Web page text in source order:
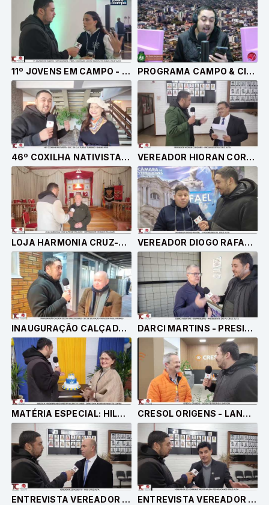
11º JOVENS EM CAMPO - SOFIA LEMOS - PRESIDENTE DA COMISSÃO JOVEM SINDICATO RURAL CRUZ ALTA PROGRAMA CAMPO & CIDADE - 23.07.2026
46º COXILHA NATIVISTA DE CRUZ ALTA - SHANA REIS VEREADOR HIORAN CORDEIRO - PP CRUZ ALTA
LOJA HARMONIA CRUZ-ALTENSE COMPLETA 170 ANOS VEREADOR DIOGO RAFAEL PROGRESSISTAS CRUZ ALTA
INAUGURAÇÃO CALÇADAS ESCOLA CARLOS GOMES CRUZ ALTA DARCI MARTINS - PRESIDENTE DO PL CRUZ ALTA
MATÉRIA ESPECIAL: HILDEBRANDO WESTPHALEN 54 ANOS CRESOL ORIGENS - LANÇAMENTO DO PLANO SAFRA E CAMPANHA COOPERAR É GANHAR
ENTREVISTA VEREADOR ZÉ ROBERTO - MDB CRUZ ALTA ENTREVISTA VEREADOR JOSÉ HENRIQUE WESTPHALEN - REPUBLICANOS CRUZ ALTA